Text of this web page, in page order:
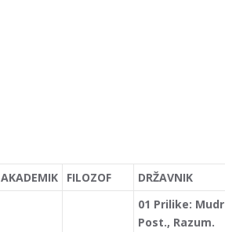
AKADEMIK FILOZOF DRŽAVNIK
01 Prilike:
Post., Razum.